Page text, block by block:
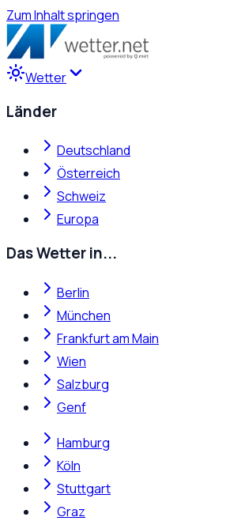
Zum Inhalt springen
Wetter
Länder
Deutschland
Österreich
Schweiz
Europa
Das Wetter in...
Berlin
München
Frankfurt am Main
Wien
Salzburg
Genf
Hamburg
Köln
Stuttgart
Graz